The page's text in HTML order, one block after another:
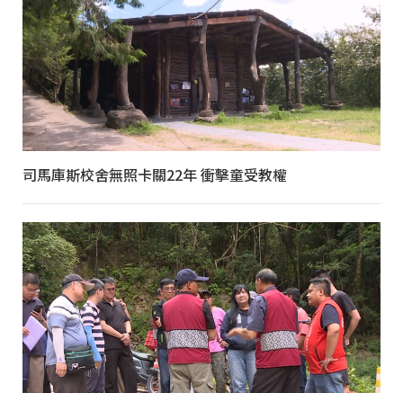
司馬庫斯校舍無照卡關22年 衝擊童受教權